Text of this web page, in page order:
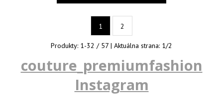
1 2
Produkty: 1-32 / 57 | Aktuálna strana: 1/2
couture_premiumfashion
Instagram